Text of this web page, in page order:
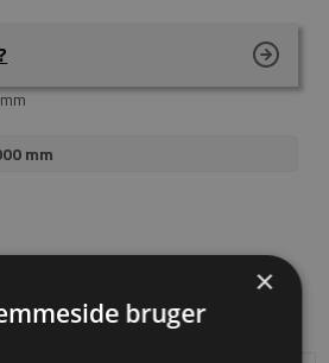
mm
i følgende produkter
×
bruger